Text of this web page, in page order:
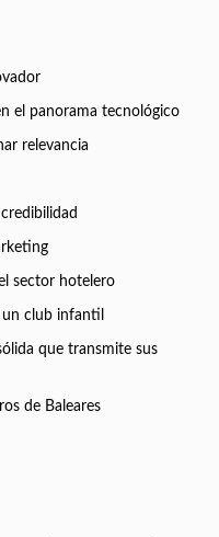
el panorama tecnológico
relevancia
sector hotelero
club infantil
que transmite sus
de Baleares